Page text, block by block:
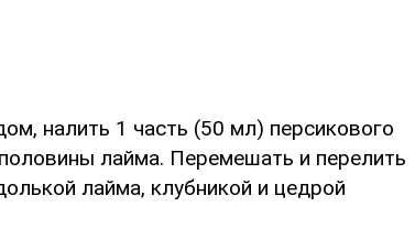
налить 1 часть (50 мл) персикового
лайма. Перемешать и перелить
лайма, клубникой и цедрой